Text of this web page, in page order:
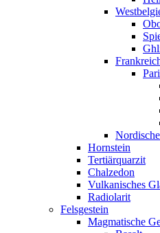
Hornstein
Tertiärquarzit
Chalzedon
Vulkanisches
Radiolarit
Felsgestein
Magmatische